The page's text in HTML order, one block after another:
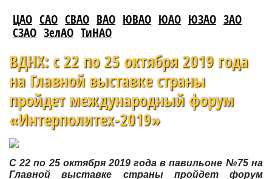
ЦАО САО СВАО ВАО ЮВАО ЮАО ЮЗАО ЗАО
СЗАО ЗелАО ТиНАО
ВДНХ: с 22 по 25 октября 2019 года
на Главной выставке страны
пройдет международный форум
«Интерполитех-2019»
С 22 по 25 октября 2019 года в павильоне №75 на
Главной выставке страны пройдет форум